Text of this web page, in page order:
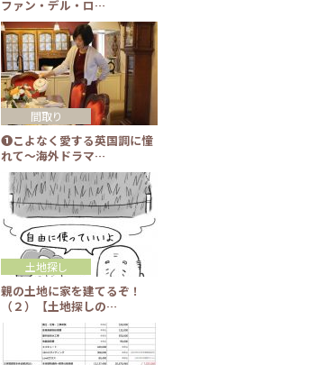
ファン・デル・ロ…
❶こよなく愛する英国調に憧
れて～海外ドラマ…
間取り
親の土地に家を建てるぞ！
（２）【土地探しの…
土地探し